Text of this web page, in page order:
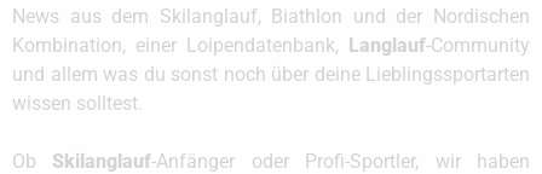
News aus dem Skilanglauf, Biathlon und der Nordischen
Kombination, einer Loipendatenbank, Langlauf-Community
und allem was du sonst noch über deine Lieblingssportarten
wissen solltest.
Ob Skilanglauf-Anfänger oder Profi-Sportler, wir haben